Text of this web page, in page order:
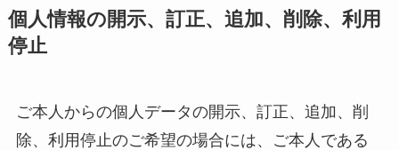
個人情報の開示、訂正、追加、削除、利用
停止
ご本人からの個人データの開示、訂正、追加、削
除、利用停止のご希望の場合には、ご本人である